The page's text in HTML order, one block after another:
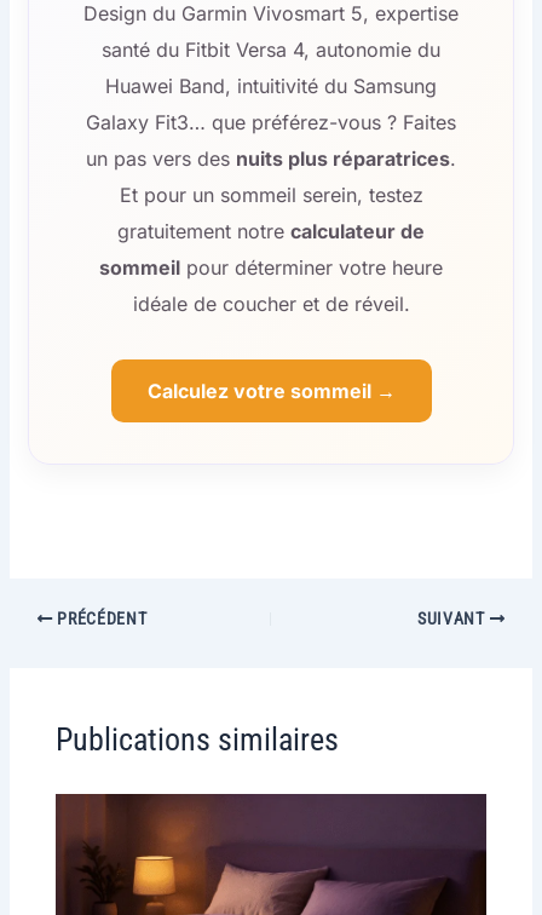
Design du Garmin Vivosmart 5, expertise
santé du Fitbit Versa 4, autonomie du
Huawei Band, intuitivité du Samsung
Galaxy Fit3… que préférez-vous ? Faites
un pas vers des nuits plus réparatrices.
Et pour un sommeil serein, testez
gratuitement notre calculateur de
sommeil pour déterminer votre heure
idéale de coucher et de réveil.
Calculez votre sommeil →
PRÉCÉDENT SUIVANT
Publications similaires